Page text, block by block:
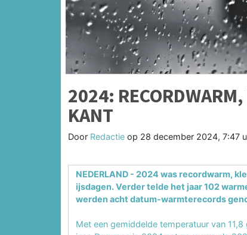
2024:
KANT
Door Redactie op 28 december 2024, 7:47
NEDERLAND - 2024 was recordwarm,
ijsdagen. Verder telde het jaar 102
werden acht datum-warmterecords
Met een gemiddelde temperatuur van